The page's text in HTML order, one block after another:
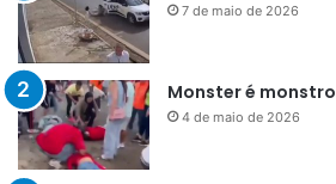
7 de maio de 2026
Monster é monstro
4 de maio de 2026